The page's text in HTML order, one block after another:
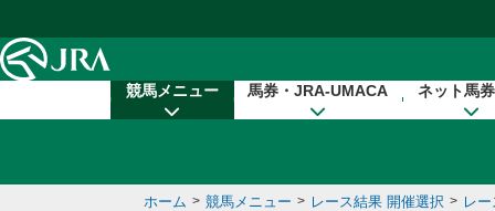
競馬メニュー 馬券・JRA-UMACA ネット馬
ホーム > 競馬メニュー > レース結果 開催選択 > レ